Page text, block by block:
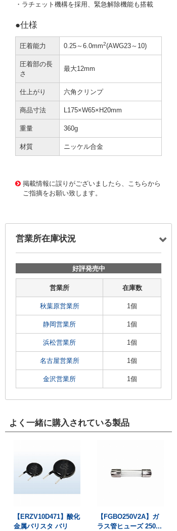
・ラチェット機構を採用、緊急解除機能も搭載
●仕様
圧着能力 0.25～6.0mm2(AWG23～10)
圧着部の長
さ
最大12mm
仕上がり 六角クリンプ
商品寸法 L175×W65×H20mm
重量 360g
材質 ニッケル合金
掲載情報に誤りがございましたら、こちらから
ご指摘をお願い致します。
営業所在庫状況
好評発売中
営業所 在庫数
秋葉原営業所 1個
静岡営業所 1個
浜松営業所 1個
名古屋営業所 1個
金沢営業所 1個
よく一緒に購入されている製品
【ERZV10D471】酸化
金属バリスタ バリ
【FGBO250V2A】ガ
ラス管ヒューズ 250...